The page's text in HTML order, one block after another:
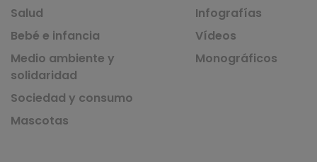
Salud
Bebé e infancia
Medio ambiente y
solidaridad
Sociedad y consumo
Mascotas
Infografías
Vídeos
Monográficos